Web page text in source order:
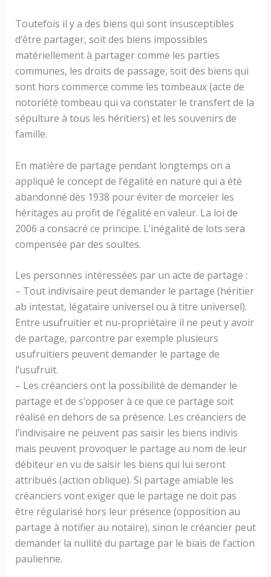
Toutefois il y a des biens qui sont insusceptibles
d’être partager, soit des biens impossibles
matériellement à partager comme les parties
communes, les droits de passage, soit des biens qui
sont hors commerce comme les tombeaux (acte de
notoriété tombeau qui va constater le transfert de la
sépulture à tous les héritiers) et les souvenirs de
famille.
En matière de partage pendant longtemps on a
appliqué le concept de l’égalité en nature qui a été
abandonné dès 1938 pour éviter de morceler les
héritages au profit de l’égalité en valeur. La loi de
2006 a consacré ce principe. L’inégalité de lots sera
compensée par des soultes.
Les personnes intéressées par un acte de partage :
– Tout indivisaire peut demander le partage (héritier
ab intestat, légataire universel ou à titre universel).
Entre usufruitier et nu-propriétaire il ne peut y avoir
de partage, parcontre par exemple plusieurs
usufruitiers peuvent demander le partage de
l’usufruit.
– Les créanciers ont la possibilité de demander le
partage et de s’opposer à ce que ce partage soit
réalisé en dehors de sa présence. Les créanciers de
l’indivisaire ne peuvent pas saisir les biens indivis
mais peuvent provoquer le partage au nom de leur
débiteur en vu de saisir les biens qui lui seront
attribués (action oblique). Si partage amiable les
créanciers vont exiger que le partage ne doit pas
être régularisé hors leur présence (opposition au
partage à notifier au notaire), sinon le créancier peut
demander la nullité du partage par le biais de l’action
paulienne.